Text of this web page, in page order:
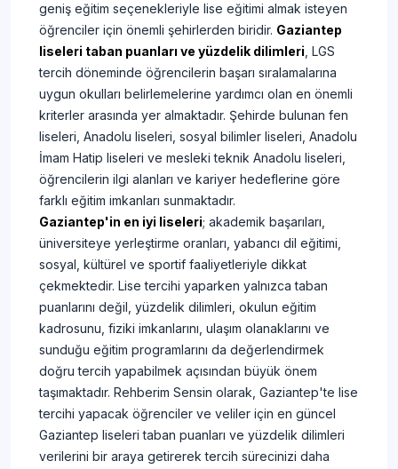
geniş eğitim seçenekleriyle lise eğitimi almak isteyen
öğrenciler için önemli şehirlerden biridir. Gaziantep
liseleri taban puanları ve yüzdelik dilimleri , LGS
tercih döneminde öğrencilerin başarı sıralamalarına
uygun okulları belirlemelerine yardımcı olan en önemli
kriterler arasında yer almaktadır. Şehirde bulunan fen
liseleri, Anadolu liseleri, sosyal bilimler liseleri, Anadolu
İmam Hatip liseleri ve mesleki teknik Anadolu liseleri,
öğrencilerin ilgi alanları ve kariyer hedeflerine göre
farklı eğitim imkanları sunmaktadır.
Gaziantep'in en iyi liseleri; akademik başarıları,
üniversiteye yerleştirme oranları, yabancı dil eğitimi,
sosyal, kültürel ve sportif faaliyetleriyle dikkat
çekmektedir. Lise tercihi yaparken yalnızca taban
puanlarını değil, yüzdelik dilimleri, okulun eğitim
kadrosunu, fiziki imkanlarını, ulaşım olanaklarını ve
sunduğu eğitim programlarını da değerlendirmek
doğru tercih yapabilmek açısından büyük önem
taşımaktadır. Rehberim Sensin olarak, Gaziantep'te lise
tercihi yapacak öğrenciler ve veliler için en güncel
Gaziantep liseleri taban puanları ve yüzdelik dilimleri
verilerini bir araya getirerek tercih sürecinizi daha